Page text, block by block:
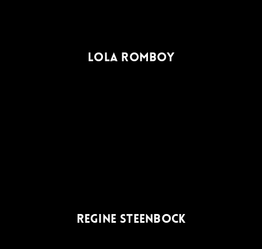
LOLA ROMBOY
REGINE STEENBOCK